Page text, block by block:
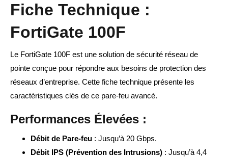
Fiche Technique :
FortiGate 100F
Le FortiGate 100F est une solution de sécurité réseau de
pointe conçue pour répondre aux besoins de protection des
réseaux d’entreprise. Cette fiche technique présente les
caractéristiques clés de ce pare-feu avancé.
Performances Élevées :
Débit de Pare-feu : Jusqu’à 20 Gbps.
Débit IPS (Prévention des Intrusions) : Jusqu’à 4,4